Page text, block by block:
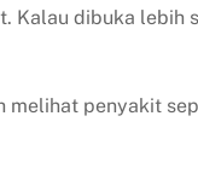
Kalau dibuka lebih
melihat penyakit